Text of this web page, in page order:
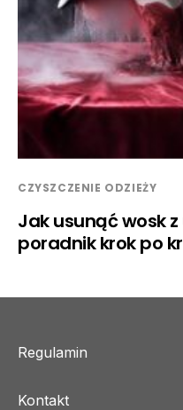
CZYSZCZENIE ODZIEŻY
Jak usunąć wosk
poradnik krok po
Regulamin
Kontakt